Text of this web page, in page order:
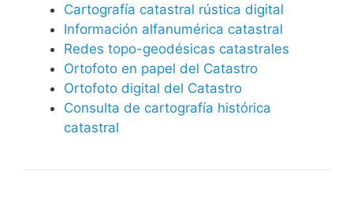
Cartografía catastral rústica digital
Información alfanumérica catastral
Redes topo-geodésicas catastrales
Ortofoto en papel del Catastro
Ortofoto digital del Catastro
Consulta de cartografía histórica
catastral